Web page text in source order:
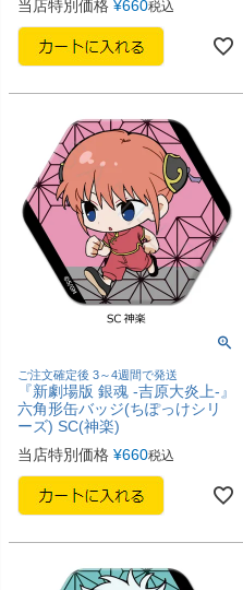
当店特別価格 ¥660税込
ご注文確定後 3～4週間で発送
『新劇場版 銀魂 -吉原大炎上-』
六角形缶バッジ(ちぽっけシリ
ーズ) SC(神楽)
当店特別価格 ¥660税込